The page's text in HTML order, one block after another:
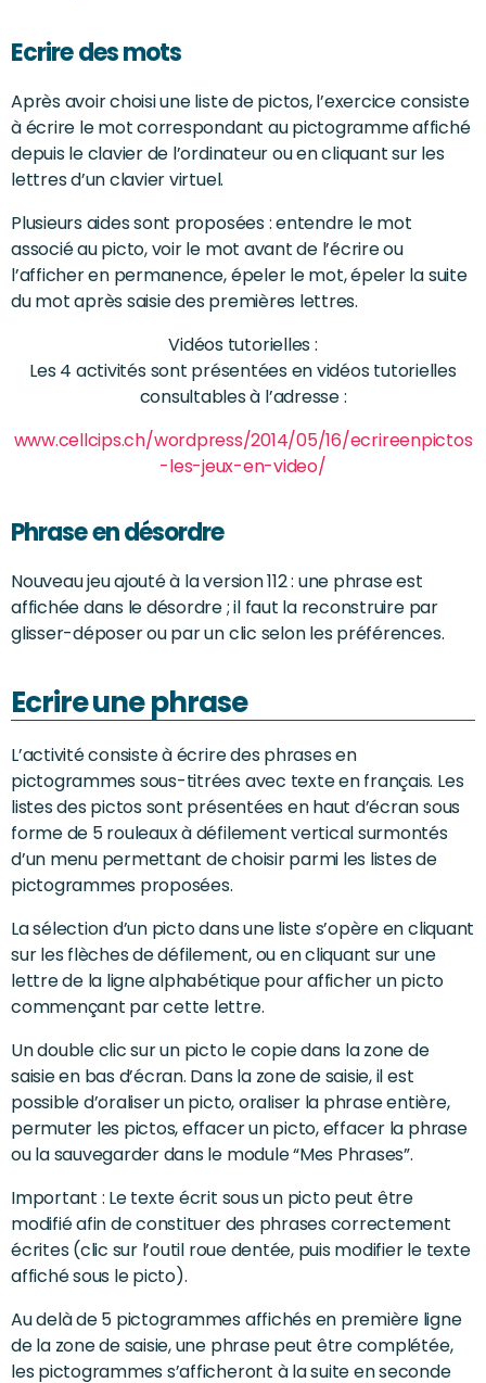
Ecrire des mots
Après avoir choisi une liste de pictos, l’exercice consiste
à écrire le mot correspondant au pictogramme affiché
depuis le clavier de l’ordinateur ou en cliquant sur les
lettres d’un clavier virtuel.
Plusieurs aides sont proposées : entendre le mot
associé au picto, voir le mot avant de l’écrire ou
l’afficher en permanence, épeler le mot, épeler la suite
du mot après saisie des premières lettres.
Vidéos tutorielles :
Les 4 activités sont présentées en vidéos tutorielles
consultables à l’adresse :
www.cellcips.ch/wordpress/2014/05/16/ecrireenpictos
-les-jeux-en-video/
Phrase en désordre
Nouveau jeu ajouté à la version 112 : une phrase est
affichée dans le désordre ; il faut la reconstruire par
glisser-déposer ou par un clic selon les préférences.
Ecrire une phrase
L’activité consiste à écrire des phrases en
pictogrammes sous-titrées avec texte en français. Les
listes des pictos sont présentées en haut d’écran sous
forme de 5 rouleaux à défilement vertical surmontés
d’un menu permettant de choisir parmi les listes de
pictogrammes proposées.
La sélection d’un picto dans une liste s’opère en cliquant
sur les flèches de défilement, ou en cliquant sur une
lettre de la ligne alphabétique pour afficher un picto
commençant par cette lettre.
Un double clic sur un picto le copie dans la zone de
saisie en bas d’écran. Dans la zone de saisie, il est
possible d’oraliser un picto, oraliser la phrase entière,
permuter les pictos, effacer un picto, effacer la phrase
ou la sauvegarder dans le module “Mes Phrases”.
Important : Le texte écrit sous un picto peut être
modifié afin de constituer des phrases correctement
écrites (clic sur l’outil roue dentée, puis modifier le texte
affiché sous le picto).
Au delà de 5 pictogrammes affichés en première ligne
de la zone de saisie, une phrase peut être complétée,
les pictogrammes s’afficheront à la suite en seconde